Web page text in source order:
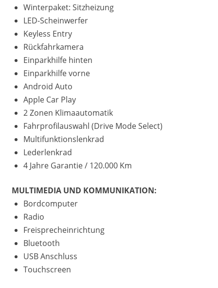
Winterpaket: Sitzheizung
LED-Scheinwerfer
Keyless Entry
Rückfahrkamera
Einparkhilfe hinten
Einparkhilfe vorne
Android Auto
Apple Car Play
2 Zonen Klimaautomatik
Fahrprofilauswahl (Drive Mode Select)
Multifunktionslenkrad
Lederlenkrad
4 Jahre Garantie / 120.000 Km
MULTIMEDIA UND KOMMUNIKATION:
Bordcomputer
Radio
Freisprecheinrichtung
Bluetooth
USB Anschluss
Touchscreen